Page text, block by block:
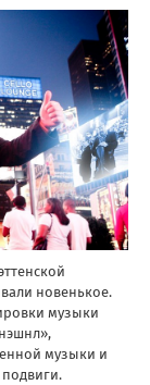
новенькое.
музыки
музыки и